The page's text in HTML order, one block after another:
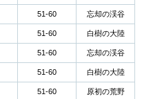
51-60 忘却の渓谷
51-60 白樹の大陸
51-60 忘却の渓谷
51-60 白樹の大陸
51-60 原初の荒野